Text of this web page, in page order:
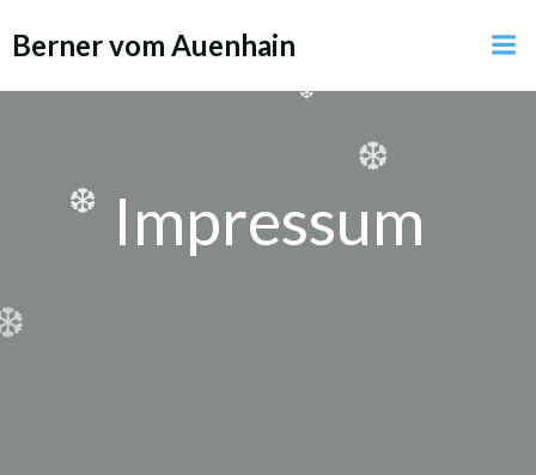
Inhalt
Berner vom Auenhain
Impressum
❆
❆
❆